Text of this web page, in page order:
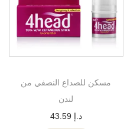
مسكن للصداع النصفي من
لندن
د.إ